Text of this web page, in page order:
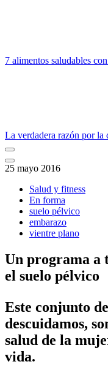
7 alimentos saludables
La verdadera razón por la
25 mayo 2016
Salud y fitness
En forma
suelo pélvico
embarazo
vientre plano
Un programa a
el suelo pélvico
​Este conjunto
descuidamos,
salud de la
vida.